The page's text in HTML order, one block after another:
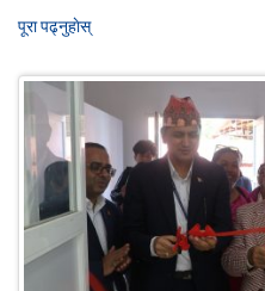
पूरा पढ्नुहाेस्